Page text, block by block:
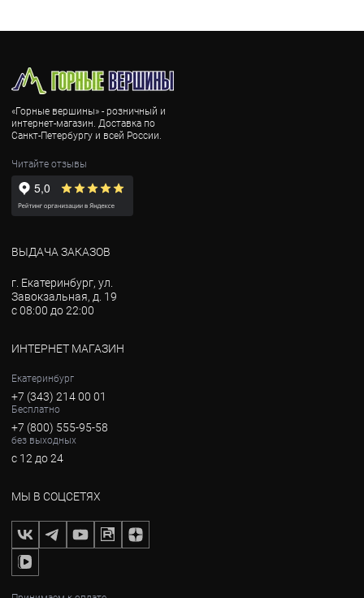
«Горные вершины» - розничный и
интернет-магазин. Доставка по
Санкт-Петербургу и всей России.
Читайте отзывы
ВЫДАЧА ЗАКАЗОВ
г. Екатеринбург, ул.
Завокзальная, д. 19
с 08:00 до 22:00
ИНТЕРНЕТ МАГАЗИН
Екатеринбург
+7 (343) 214 00 01
Бесплатно
+7 (800) 555-95-58
без выходных
с 12 до 24
МЫ В СОЦСЕТЯХ